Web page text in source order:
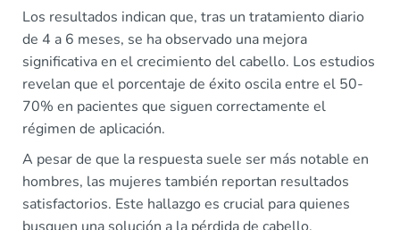
Los resultados indican que, tras un tratamiento diario
de 4 a 6 meses, se ha observado una mejora
significativa en el crecimiento del cabello. Los estudios
revelan que el porcentaje de éxito oscila entre el 50-
70% en pacientes que siguen correctamente el
régimen de aplicación.
A pesar de que la respuesta suele ser más notable en
hombres, las mujeres también reportan resultados
satisfactorios. Este hallazgo es crucial para quienes
busquen una solución a la pérdida de cabello.